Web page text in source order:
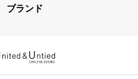
ブランド